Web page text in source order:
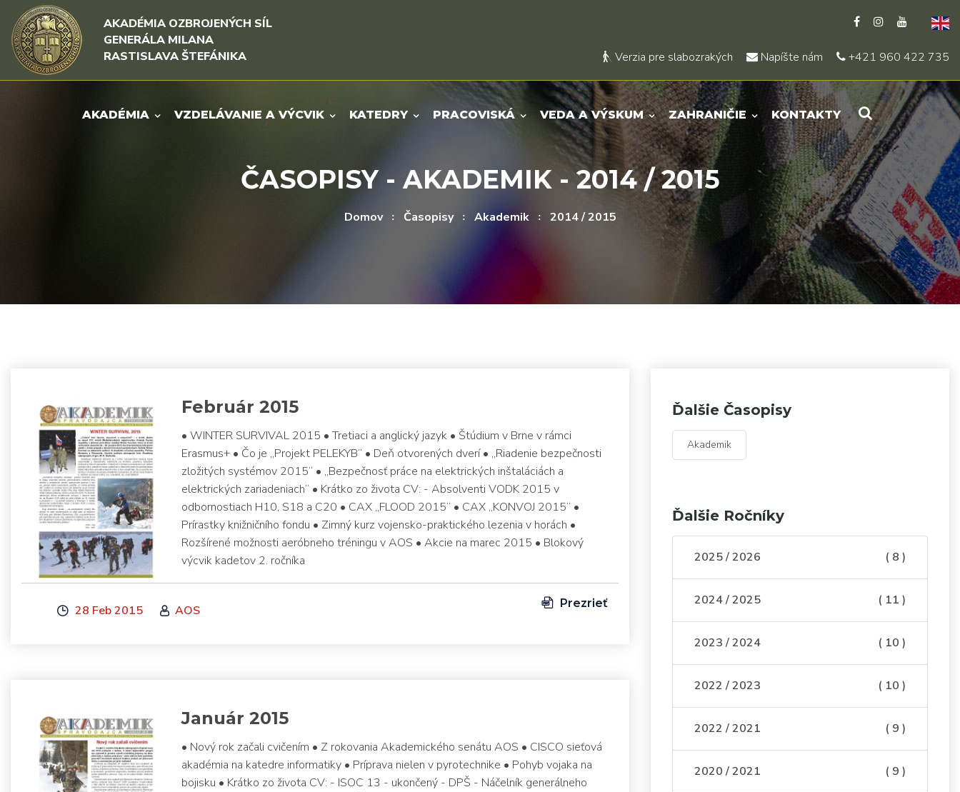
Rovno na obsah
Rovno na menu
AKADÉMIA OZBROJENÝCH SÍL
GENERÁLA MILANA
RASTISLAVA ŠTEFÁNIKA
Verzia pre slabozrakých Napíšte nám +421 960 422 735
AKADÉMIA VZDELÁVANIE A VÝCVIK KATEDRY PRACOVISKÁ VEDA A VÝSKUM ZAHRANIČIE KONTAKTY
ČASOPISY - AKADEMIK - 2014 / 2015
Domov Časopisy Akademik 2014 / 2015
Február 2015
• WINTER SURVIVAL 2015 • Tretiaci a anglický jazyk • Štúdium v Brne v rámci
Erasmus+ • Čo je „Projekt PELEKYB“ • Deň otvorených dverí • „Riadenie bezpečnosti
zložitých systémov 2015“ • „Bezpečnosť práce na elektrických inštaláciách a
elektrických zariadeniach“ • Krátko zo života CV: - Absolventi VODK 2015 v
odbornostiach H10, S18 a C20 • CAX „FLOOD 2015“ • CAX „KONVOJ 2015“ •
Prírastky knižničního fondu • Zimný kurz vojensko-praktického lezenia v horách •
Rozšírené možnosti aeróbneho tréningu v AOS • Akcie na marec 2015 • Blokový
výcvik kadetov 2. ročníka
28 Feb 2015 AOS Prezrieť
Január 2015
• Nový rok začali cvičením • Z rokovania Akademického senátu AOS • CISCO sieťová
akadémia na katedre informatiky • Príprava nielen v pyrotechnike • Pohyb vojaka na
bojisku • Krátko zo života CV: - ISOC 13 - ukončený - DPŠ - Náčelník generálneho
Ďalšie Časopisy
Akademik
Ďalšie Ročníky
2025 / 2026 ( 8 )
2024 / 2025 ( 11 )
2023 / 2024 ( 10 )
2022 / 2023 ( 10 )
2022 / 2021 ( 9 )
2020 / 2021 ( 9 )